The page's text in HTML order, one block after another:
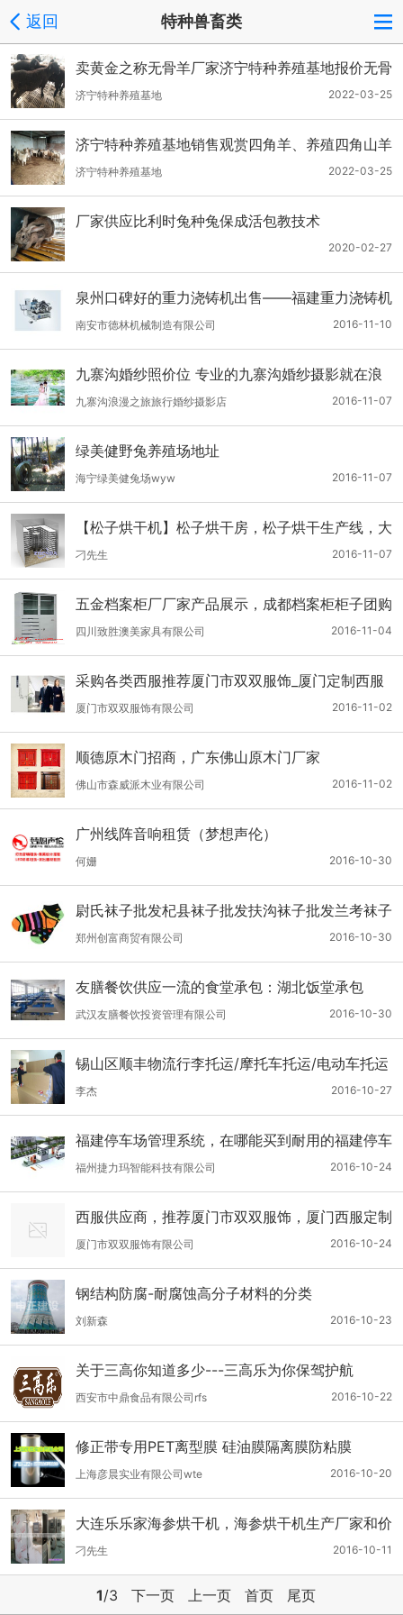
返回 特种兽畜类
卖黄金之称无骨羊厂家济宁特种养殖基地报价无骨
绵羊一只多少钱
2022-03-25
济宁特种养殖基地
济宁特种养殖基地销售观赏四角羊、养殖四角山羊
的效益
2022-03-25
济宁特种养殖基地
厂家供应比利时兔种兔保成活包教技术
2020-02-27
泉州口碑好的重力浇铸机出售——福建重力浇铸机
2016-11-10
南安市德林机械制造有限公司
九寨沟婚纱照价位 专业的九寨沟婚纱摄影就在浪
漫之旅
2016-11-07
九寨沟浪漫之旅旅行婚纱摄影店
绿美健野兔养殖场地址
2016-11-07
海宁绿美健兔场wyw
【松子烘干机】松子烘干房，松子烘干生产线，大
连乐乐家
2016-11-07
刁先生
五金档案柜厂厂家产品展示，成都档案柜柜子团购
开抢
2016-11-04
四川致胜澳美家具有限公司
采购各类西服推荐厦门市双双服饰_厦门定制西服
公司
2016-11-02
厦门市双双服饰有限公司
顺德原木门招商，广东佛山原木门厂家
2016-11-02
佛山市森威派木业有限公司
广州线阵音响租赁（梦想声伦）
2016-10-30
何姗
尉氏袜子批发杞县袜子批发扶沟袜子批发兰考袜子
批发太康袜子批发西华袜子批发
2016-10-30
郑州创富商贸有限公司
友膳餐饮供应一流的食堂承包：湖北饭堂承包
2016-10-30
武汉友膳餐饮投资管理有限公司
锡山区顺丰物流行李托运/摩托车托运/电动车托运
2016-10-27
李杰
福建停车场管理系统，在哪能买到耐用的福建停车
场管理系统
2016-10-24
福州捷力玛智能科技有限公司
西服供应商，推荐厦门市双双服饰，厦门西服定制
2016-10-24
厦门市双双服饰有限公司
钢结构防腐-耐腐蚀高分子材料的分类
2016-10-23
刘新森
关于三高你知道多少---三高乐为你保驾护航
2016-10-22
西安市中鼎食品有限公司rfs
修正带专用PET离型膜 硅油膜隔离膜防粘膜
2016-10-20
上海彦晨实业有限公司wte
大连乐乐家海参烘干机，海参烘干机生产厂家和价
格
2016-10-11
刁先生
1/3 下一页 上一页 首页 尾页